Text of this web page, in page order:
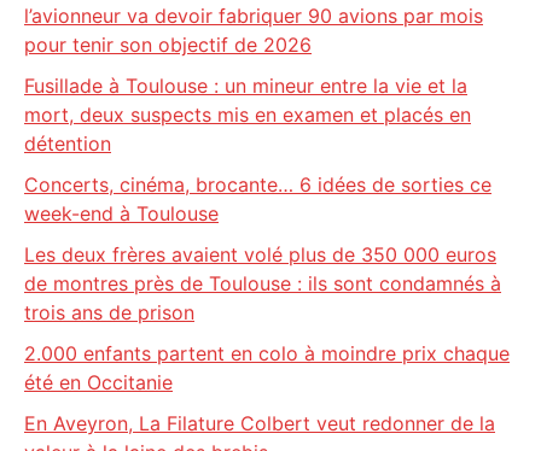
l’avionneur va devoir fabriquer 90 avions par mois
pour tenir son objectif de 2026
Fusillade à Toulouse : un mineur entre la vie et la
mort, deux suspects mis en examen et placés en
détention
Concerts, cinéma, brocante… 6 idées de sorties ce
week-end à Toulouse
Les deux frères avaient volé plus de 350 000 euros
de montres près de Toulouse : ils sont condamnés à
trois ans de prison
2.000 enfants partent en colo à moindre prix chaque
été en Occitanie
En Aveyron, La Filature Colbert veut redonner de la